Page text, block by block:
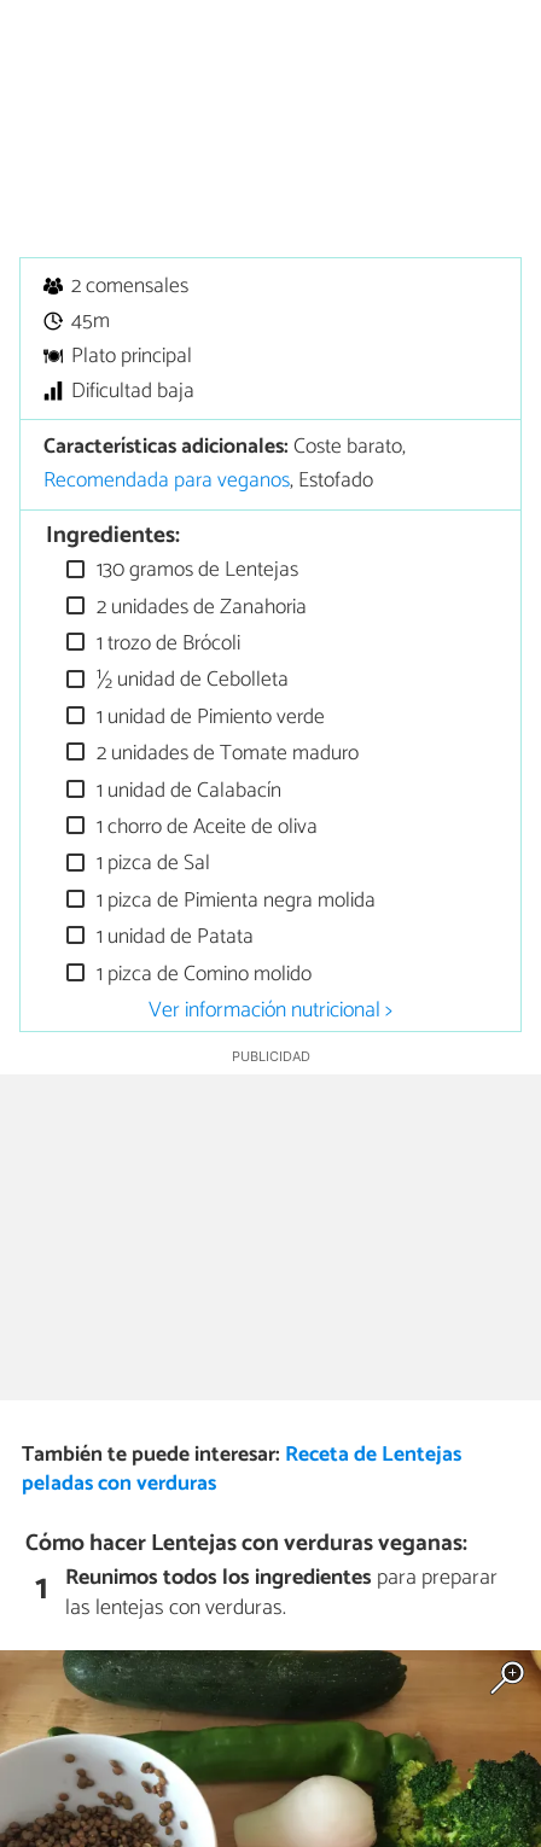
2 comensales
45m
Plato principal
Dificultad baja
Características adicionales:Coste barato,
Recomendada para veganos, Estofado
Ingredientes:
130 gramos de Lentejas
2 unidades de Zanahoria
1 trozo de Brócoli
½ unidad de Cebolleta
1 unidad de Pimiento verde
2 unidades de Tomate maduro
1 unidad de Calabacín
1 chorro de Aceite de oliva
1 pizca de Sal
1 pizca de Pimienta negra molida
1 unidad de Patata
1 pizca de Comino molido
Ver información nutricional >
También te puede interesar: Receta de Lentejas
peladas con verduras
Cómo hacer Lentejas con verduras veganas:
1 Reunimos todos los ingredientes para preparar
las lentejas con verduras.